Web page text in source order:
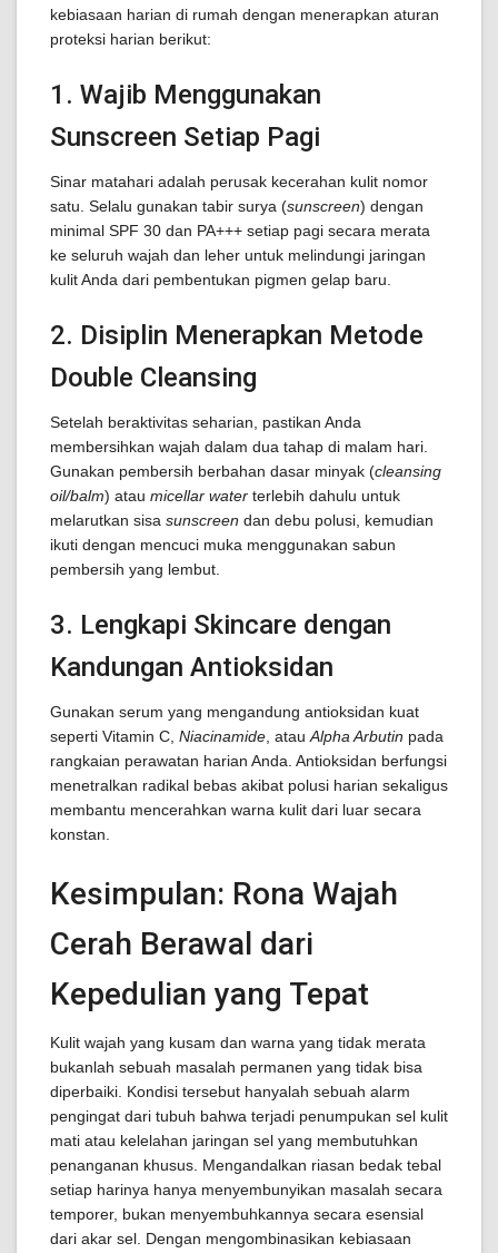
kebiasaan harian di rumah dengan menerapkan aturan
proteksi harian berikut:
1. Wajib Menggunakan
Sunscreen Setiap Pagi
Sinar matahari adalah perusak kecerahan kulit nomor
satu. Selalu gunakan tabir surya (sunscreen) dengan
minimal SPF 30 dan PA+++ setiap pagi secara merata
ke seluruh wajah dan leher untuk melindungi jaringan
kulit Anda dari pembentukan pigmen gelap baru.
2. Disiplin Menerapkan Metode
Double Cleansing
Setelah beraktivitas seharian, pastikan Anda
membersihkan wajah dalam dua tahap di malam hari.
Gunakan pembersih berbahan dasar minyak (cleansing
oil/balm) atau micellar water terlebih dahulu untuk
melarutkan sisa sunscreen dan debu polusi, kemudian
ikuti dengan mencuci muka menggunakan sabun
pembersih yang lembut.
3. Lengkapi Skincare dengan
Kandungan Antioksidan
Gunakan serum yang mengandung antioksidan kuat
seperti Vitamin C, Niacinamide , atau Alpha Arbutin pada
rangkaian perawatan harian Anda. Antioksidan berfungsi
menetralkan radikal bebas akibat polusi harian sekaligus
membantu mencerahkan warna kulit dari luar secara
konstan.
Kesimpulan: Rona Wajah
Cerah Berawal dari
Kepedulian yang Tepat
Kulit wajah yang kusam dan warna yang tidak merata
bukanlah sebuah masalah permanen yang tidak bisa
diperbaiki. Kondisi tersebut hanyalah sebuah alarm
pengingat dari tubuh bahwa terjadi penumpukan sel kulit
mati atau kelelahan jaringan sel yang membutuhkan
penanganan khusus. Mengandalkan riasan bedak tebal
setiap harinya hanya menyembunyikan masalah secara
temporer, bukan menyembuhkannya secara esensial
dari akar sel. Dengan mengombinasikan kebiasaan